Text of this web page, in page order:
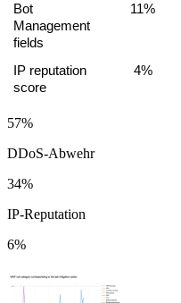
Bot
Management
fields
11%
IP reputation
score
4%
57%
DDoS-Abwehr
34%
IP-Reputation
6%